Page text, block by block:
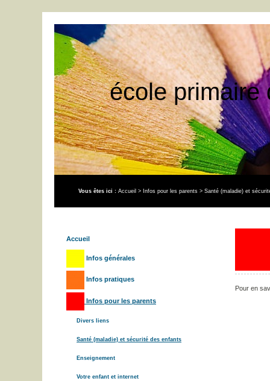
école primaire
Vous êtes ici : Accueil > Infos pour les parents > Santé (maladie) et
Accueil
Infos générales
Infos pratiques
Infos pour les parents
Divers liens
Santé (maladie) et sécurité des enfants
Enseignement
Votre enfant et internet
Pour en